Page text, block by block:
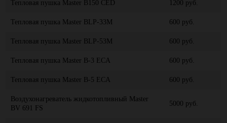
Тепловая пушка Master B150 CED 1200 руб.
Тепловая пушка Master BLP-33M 600 руб.
Тепловая пушка Master BLP-53M 600 руб.
Тепловая пушка Master B-3 ECA 600 руб.
Тепловая пушка Master B-5 ECA 600 руб.
Воздухонагреватель жидкотопливный Master
BV 691 FS
5000 руб.